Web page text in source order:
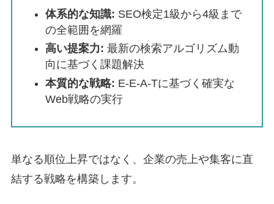
体系的な知識: SEO検定1級から4級まで
の全範囲を網羅
高い提案力: 最新の検索アルゴリズム動
向に基づく課題解決
本質的な戦略: E-E-A-Tに基づく確実な
Web戦略の実行
単なる順位上昇ではなく、企業の売上や集客に直
結する戦略を構築します。